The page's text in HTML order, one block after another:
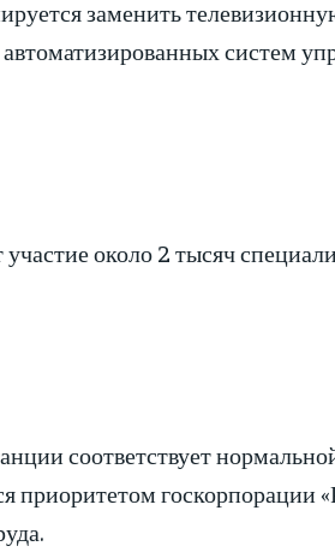
заменить
систем
около 2 тысяч
соответствует
приоритетом госкорпорации